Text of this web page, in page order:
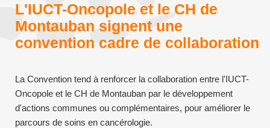
L'IUCT-Oncopole et le CH de
Montauban signent une
convention cadre de collaboration
La Convention tend à renforcer la collaboration entre l'IUCT-
Oncopole et le CH de Montauban par le développement
d'actions communes ou complémentaires, pour améliorer le
parcours de soins en cancérologie.